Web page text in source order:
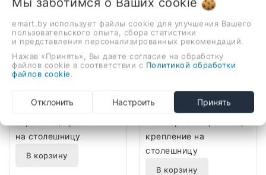
Умывальник Gid N9002
(белый)
Нет в наличии
накладной, санитарная
на столешницу
В корзину
Умывальник CeramaLux
5006C
61x40 см, с одной
чашей, врезной,
крепление на
столешницу
В корзину
emart.by использует файлы cookie для улучшения Вашего
пользовательского опыта, сбора статистики
и представления персонализированных рекомендаций.
Нажав «Принять», Вы даете согласие на обработку
файлов cookie в соответствии с Политикой обработки
файлов cookie
Отклонить Настроить Принять